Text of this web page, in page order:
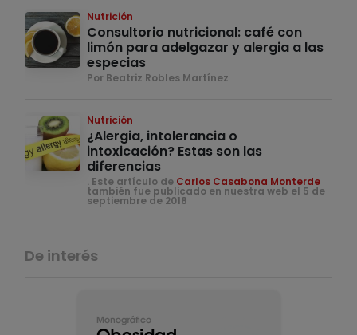
Nutrición
Consultorio nutricional: café con
limón para adelgazar y alergia a las
especias
Por Beatriz Robles Martínez
Nutrición
¿Alergia, intolerancia o
intoxicación? Estas son las
diferencias
. Este artículo de Carlos Casabona Monterde
también fue publicado en nuestra web el 5 de
septiembre de 2018
De interés